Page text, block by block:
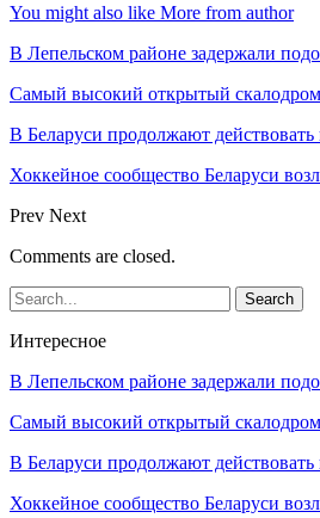
You might also like More from author
В Лепельском районе задержали
Самый высокий открытый
В Беларуси продолжают
Хоккейное сообщество Беларуси
Prev Next
Comments are closed.
Интересное
В Лепельском районе задержали
Самый высокий открытый
В Беларуси продолжают
Хоккейное сообщество Беларуси